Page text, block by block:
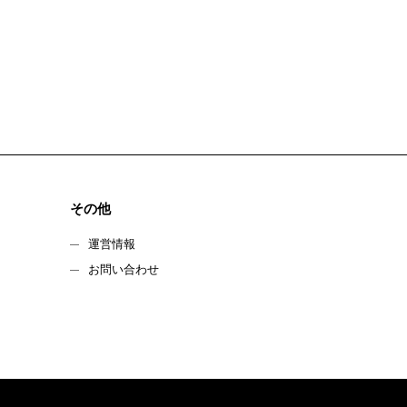
その他
運営情報
お問い合わせ